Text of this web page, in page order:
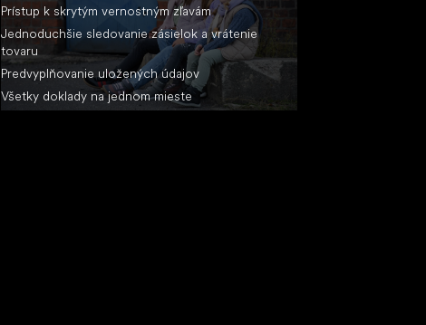
Prístup k skrytým vernostným zľavám
Jednoduchšie sledovanie zásielok a vrátenie
tovaru
Predvyplňovanie uložených údajov
Všetky doklady na jednom mieste